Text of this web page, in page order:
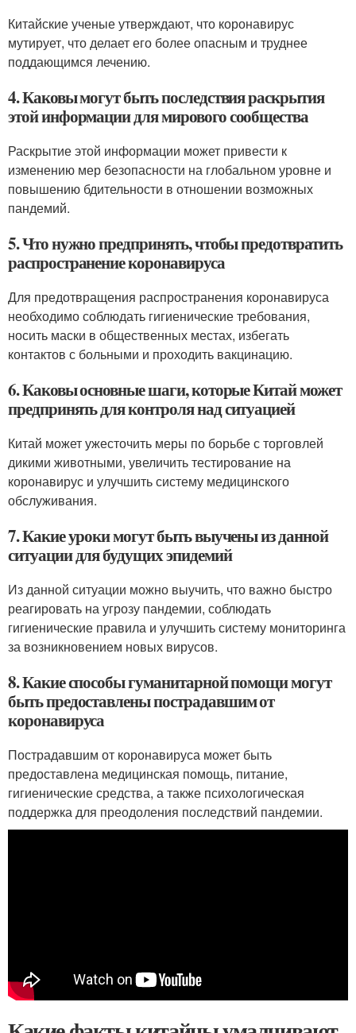
Китайские ученые утверждают, что коронавирус
мутирует, что делает его более опасным и труднее
поддающимся лечению.
4. Каковы могут быть последствия раскрытия
этой информации для мирового сообщества
Раскрытие этой информации может привести к
изменению мер безопасности на глобальном уровне и
повышению бдительности в отношении возможных
пандемий.
5. Что нужно предпринять, чтобы предотвратить
распространение коронавируса
Для предотвращения распространения коронавируса
необходимо соблюдать гигиенические требования,
носить маски в общественных местах, избегать
контактов с больными и проходить вакцинацию.
6. Каковы основные шаги, которые Китай может
предпринять для контроля над ситуацией
Китай может ужесточить меры по борьбе с торговлей
дикими животными, увеличить тестирование на
коронавирус и улучшить систему медицинского
обслуживания.
7. Какие уроки могут быть выучены из данной
ситуации для будущих эпидемий
Из данной ситуации можно выучить, что важно быстро
реагировать на угрозу пандемии, соблюдать
гигиенические правила и улучшить систему мониторинга
за возникновением новых вирусов.
8. Какие способы гуманитарной помощи могут
быть предоставлены пострадавшим от
коронавируса
Пострадавшим от коронавируса может быть
предоставлена медицинская помощь, питание,
гигиенические средства, а также психологическая
поддержка для преодоления последствий пандемии.